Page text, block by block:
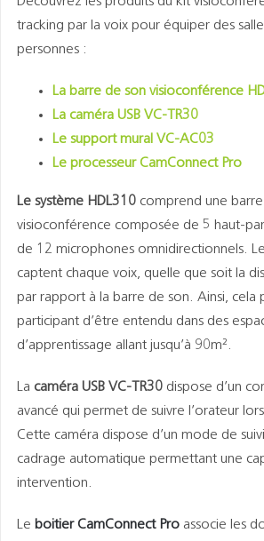
tracking par la voix pour équiper des
personnes :
La barre de son visioconférence
La caméra USB VC-TR30
Le support mural VC-AC03
Le processeur CamConnect Pro
Le système HDL310comprend une
visioconférence composée de 5 haut-
de 12 microphones omnidirectionnels.
captent chaque voix, quelle que soit la
par rapport à la barre de son. Ainsi, cela
participant d’être entendu dans des
d’apprentissage allant jusqu’à 90m².
La caméra USB VC-TR30dispose d’un
avancé qui permet de suivre l’orateur
Cette caméra dispose d’un mode de
cadrage automatique permettant une
intervention.
Le boitier CamConnect Proassocie les